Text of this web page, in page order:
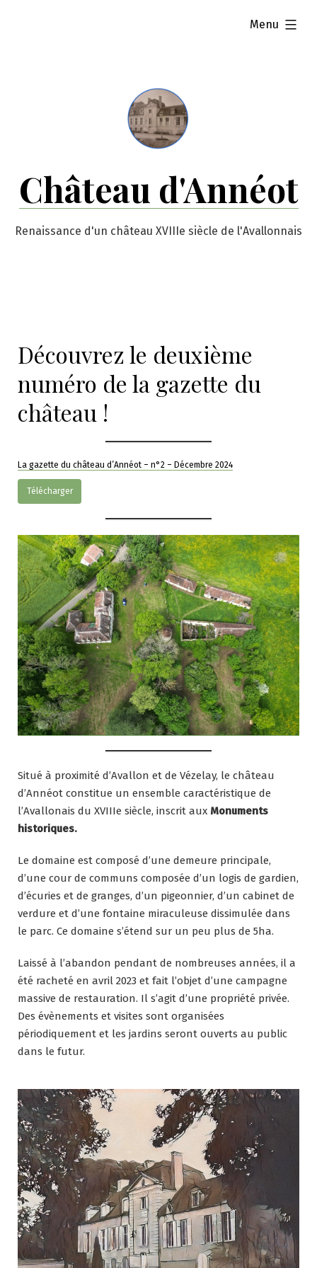
Château d'Annéot
Renaissance d'un château XVIIIe siècle de l'Avallonnais
Menu
expanded
Découvrez le deuxième
numéro de la gazette du
château !
La gazette du château d’Annéot – n°2 – Décembre 2024
Télécharger
Situé à proximité d’Avallon et de Vézelay, le château
d’Annéot constitue un ensemble caractéristique de
l’Avallonais du XVIIIe siècle, inscrit aux Monuments
historiques.
Le domaine est composé d’une demeure principale,
d’une cour de communs composée d’un logis de gardien,
d’écuries et de granges, d’un pigeonnier, d’un cabinet de
verdure et d’une fontaine miraculeuse dissimulée dans
le parc. Ce domaine s’étend sur un peu plus de 5ha.
Laissé à l’abandon pendant de nombreuses années, il a
été racheté en avril 2023 et fait l’objet d’une campagne
massive de restauration. Il s’agit d’une propriété privée.
Des évènements et visites sont organisées
périodiquement et les jardins seront ouverts au public
dans le futur.